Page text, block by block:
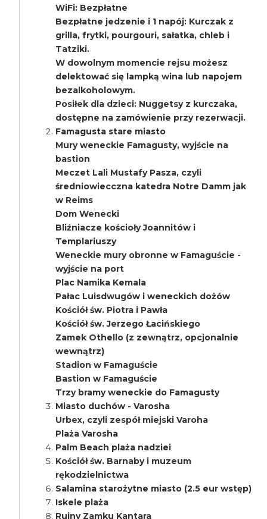
WiFi: Bezpłatne
Bezpłatne jedzenie i 1 napój: Kurczak z
grilla, frytki, pourgouri, sałatka, chleb i
Tatziki.
W dowolnym momencie rejsu możesz
delektować się lampką wina lub napojem
bezalkoholowym.
Posiłek dla dzieci: Nuggetsy z kurczaka,
dostępne na zamówienie przy rezerwacji.
Famagusta stare miasto
Mury weneckie Famagusty, wyjście na
bastion
Meczet Lali Mustafy Pasza, czyli
średniowiecczna katedra Notre Damm jak
w Reims
Dom Wenecki
Bliźniacze kościoły Joannitów i
Templariuszy
Weneckie mury obronne w Famaguście -
wyjście na port
Plac Namika Kemala
Pałac Luisdwugów i weneckich dożów
Kościół św. Piotra i Pawła
Kościół św. Jerzego Łacińskiego
Zamek Othello (z zewnątrz, opcjonalnie
wewnątrz)
Stadion w Famaguście
Bastion w Famaguście
Trzy bramy weneckie do Famagusty
Miasto duchów - Varosha
Urbex, czyli zespół miejski Varoha
Plaża Varosha
Palm Beach plaża nadziei
Kościół św. Barnaby i muzeum
rękodzielnictwa
Salamina starożytne miasto (2.5 eur wstęp)
Iskele plaża
Ruiny Zamku Kantara